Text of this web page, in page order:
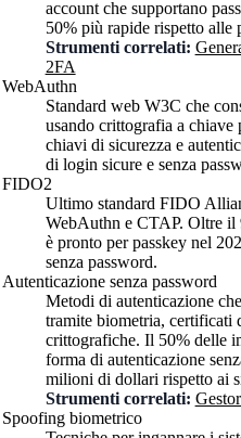
account che supportano
50% più rapide rispetto alle
Strumenti correlati:
2FA
WebAuthn
Standard web W3C che
usando crittografia a
chiavi di sicurezza e
di login sicure e senza
FIDO2
Ultimo standard FIDO
WebAuthn e CTAP. Oltre
è pronto per passkey nel
senza password.
Autenticazione senza password
Metodi di autenticazione
tramite biometria, certificati
crittografiche. Il 50% delle
forma di autenticazione
milioni di dollari rispetto ai
Strumenti correlati:
Spoofing biometrico